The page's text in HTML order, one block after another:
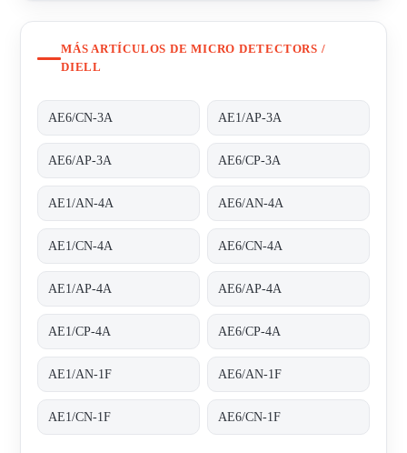
MÁS ARTÍCULOS DE MICRO DETECTORS /
DIELL
AE6/CN-3A AE1/AP-3A
AE6/AP-3A AE6/CP-3A
AE1/AN-4A AE6/AN-4A
AE1/CN-4A AE6/CN-4A
AE1/AP-4A AE6/AP-4A
AE1/CP-4A AE6/CP-4A
AE1/AN-1F AE6/AN-1F
AE1/CN-1F AE6/CN-1F